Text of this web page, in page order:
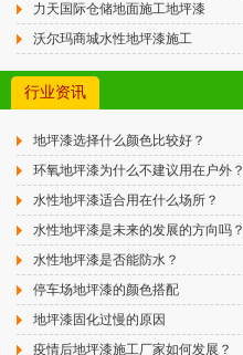
力天国际仓储地面施工地坪漆
沃尔玛商城水性地坪漆施工
行业资讯
地坪漆选择什么颜色比较好？
环氧地坪漆为什么不建议用在户外？
水性地坪漆适合用在什么场所？
水性地坪漆是未来的发展的方向吗？
水性地坪漆是否能防水？
停车场地坪漆的颜色搭配
地坪漆固化过慢的原因
疫情后地坪漆施工厂家如何发展？